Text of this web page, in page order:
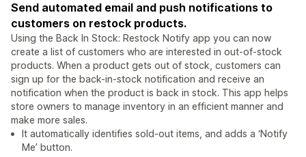
Send automated email and push notifications to
customers on restock products.
Using the Back In Stock: Restock Notify app you can now
create a list of customers who are interested in out-of-stock
products. When a product gets out of stock, customers can
sign up for the back-in-stock notification and receive an
notification when the product is back in stock. This app helps
store owners to manage inventory in an efficient manner and
make more sales.
It automatically identifies sold-out items, and adds a ‘Notify
Me’ button.